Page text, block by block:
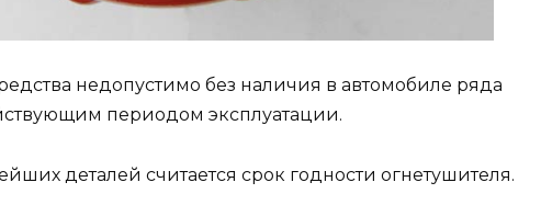
недопустимо без наличия в автомобиле ряда
периодом эксплуатации.
деталей считается срок годности огнетушителя.